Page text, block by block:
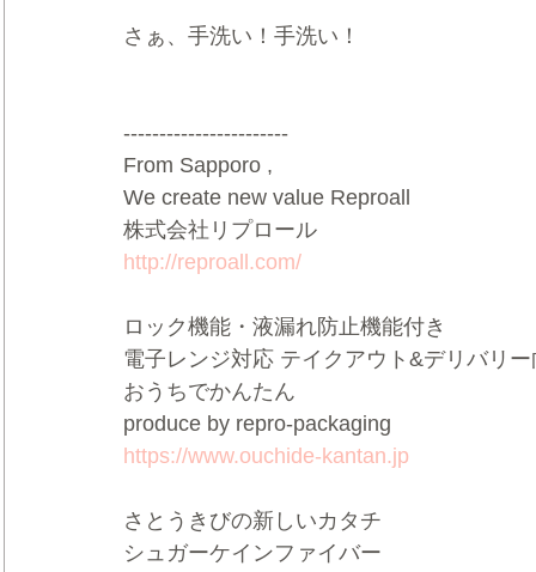
さぁ、手洗い！手洗い！
-----------------------
From Sapporo ,
We create new value Reproall
株式会社リプロール
http://reproall.com/
ロック機能・液漏れ防止機能付き
電子レンジ対応 テイクアウト&デリバリ
おうちでかんたん
produce by repro-packaging
https://www.ouchide-kantan.jp
さとうきびの新しいカタチ
シュガーケインファイバー